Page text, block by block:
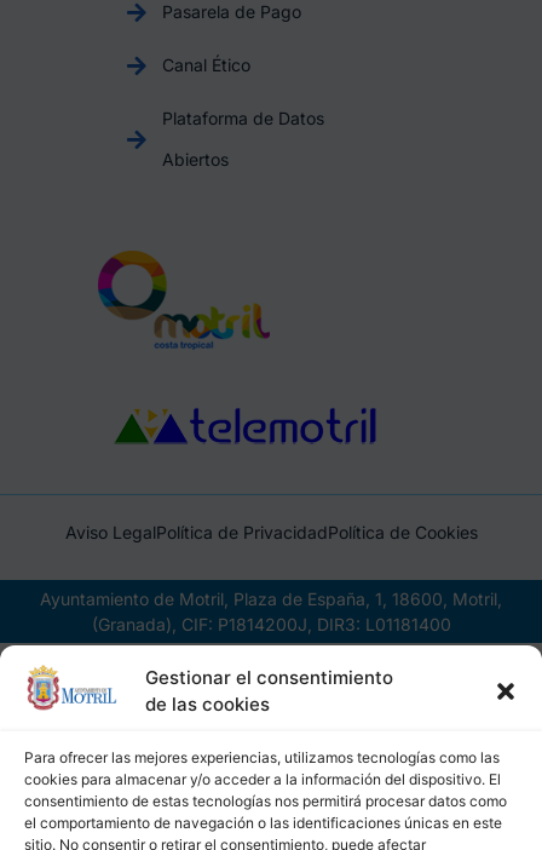
Gestionar el consentimiento
de las cookies
Para ofrecer las mejores experiencias, utilizamos tecnologías como las
cookies para almacenar y/o acceder a la información del dispositivo. El
consentimiento de estas tecnologías nos permitirá procesar datos como
el comportamiento de navegación o las identificaciones únicas en este
sitio. No consentir o retirar el consentimiento, puede afectar
Pasarela de Pago
Canal Ético
Plataforma de Datos
Abiertos
Aviso LegalPolítica de PrivacidadPolítica de Cookies
Ayuntamiento de Motril, Plaza de España, 1, 18600, Motril,
(Granada), CIF: P1814200J, DIR3: L01181400